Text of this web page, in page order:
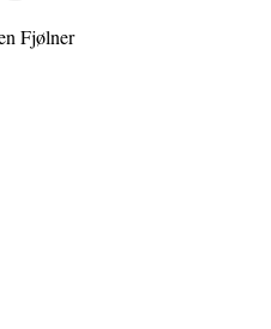
Fjølner